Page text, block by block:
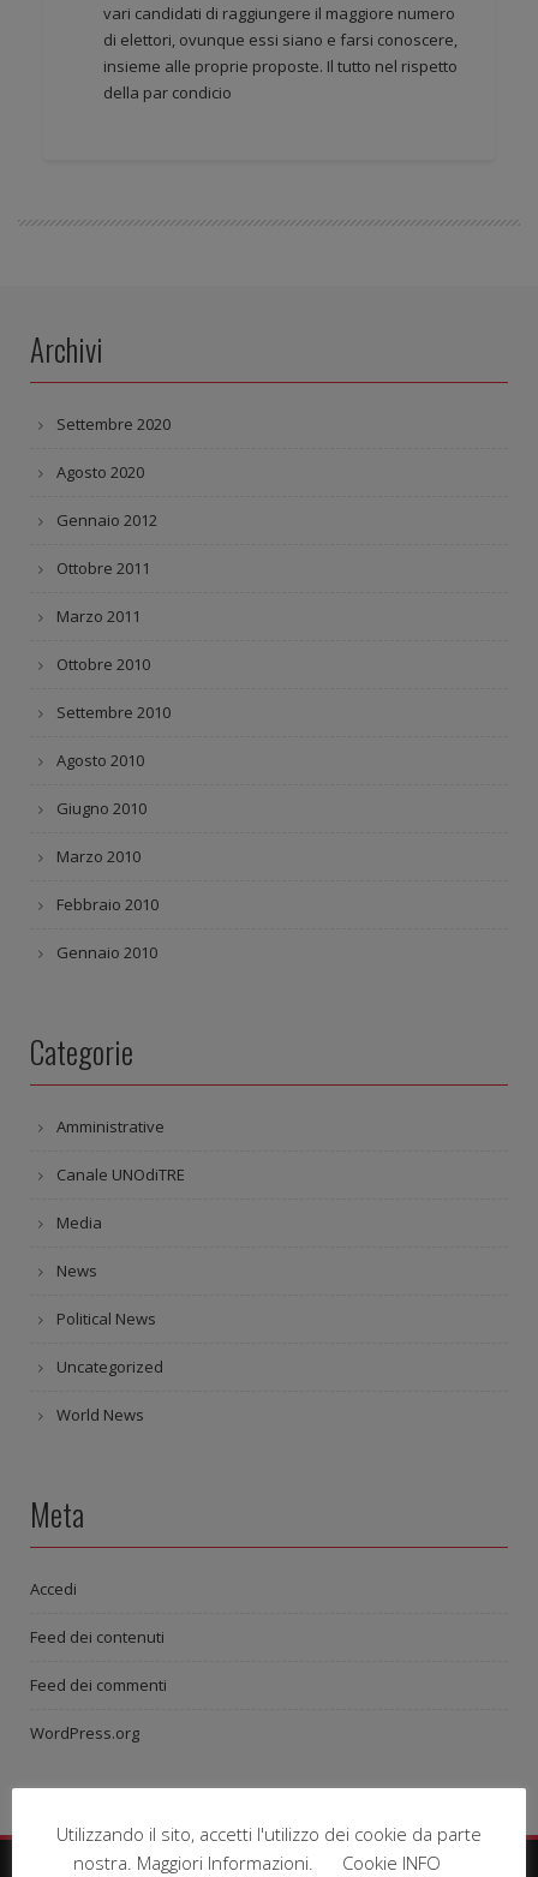
vari candidati di raggiungere il maggiore numero
di elettori, ovunque essi siano e farsi conoscere,
insieme alle proprie proposte. Il tutto nel rispetto
della par condicio
Archivi
Settembre 2020
Agosto 2020
Gennaio 2012
Ottobre 2011
Marzo 2011
Ottobre 2010
Settembre 2010
Agosto 2010
Giugno 2010
Marzo 2010
Febbraio 2010
Gennaio 2010
Categorie
Amministrative
Canale UNOdiTRE
Media
News
Political News
Uncategorized
World News
Meta
Accedi
Feed dei contenuti
Feed dei commenti
WordPress.org
Utilizzando il sito, accetti l'utilizzo dei cookie da parte
nostra. Maggiori Informazioni.
Cookie INFO